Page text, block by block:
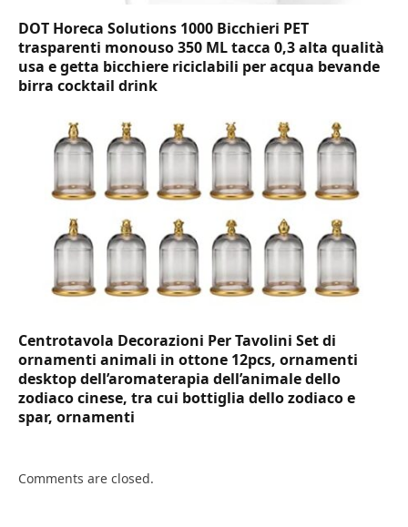
DOT Horeca Solutions 1000 Bicchieri PET
trasparenti monouso 350 ML tacca 0,3 alta qualità
usa e getta bicchiere riciclabili per acqua bevande
birra cocktail drink
Centrotavola Decorazioni Per Tavolini Set di
ornamenti animali in ottone 12pcs, ornamenti
desktop dell’aromaterapia dell’animale dello
zodiaco cinese, tra cui bottiglia dello zodiaco e
spar, ornamenti
Comments are closed.